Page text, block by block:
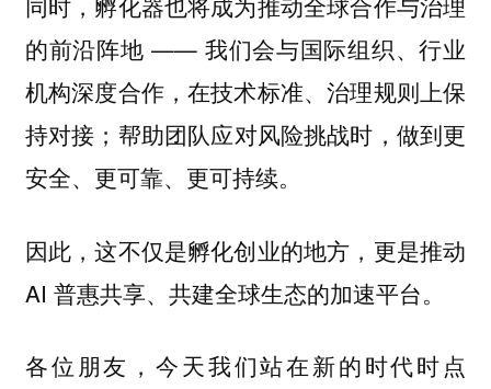
的前沿阵地 —— 我们会与国际组织、行业
机构深度合作，在技术标准、治理规则上保
持对接；帮助团队应对风险挑战时，做到更
安全、更可靠、更可持续。
因此，这不仅是孵化创业的地方，更是推动
AI 普惠共享、共建全球生态的加速平台。
各位朋友，今天我们站在新的时代时点